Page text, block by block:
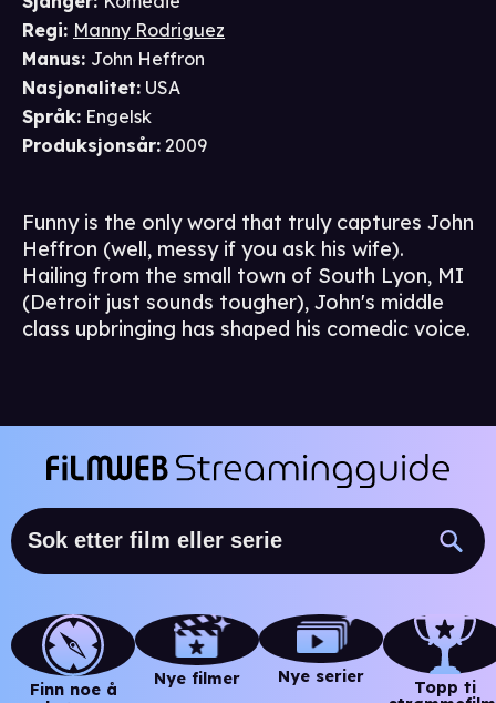
Regi: Manny Rodriguez
Manus: John Heffron
Nasjonalitet: USA
Språk: Engelsk
Produksjonsår: 2009
Funny is the only word that truly captures John
Heffron (well, messy if you ask his wife).
Hailing from the small town of South Lyon, MI
(Detroit just sounds tougher), John's middle
class upbringing has shaped his comedic voice.
Finn noe å
Nye filmer Nye serier
Topp ti